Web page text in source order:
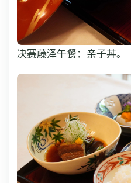
决赛藤泽午餐：亲子丼。